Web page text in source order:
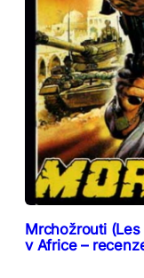
Mrchožrouti
v Africe –